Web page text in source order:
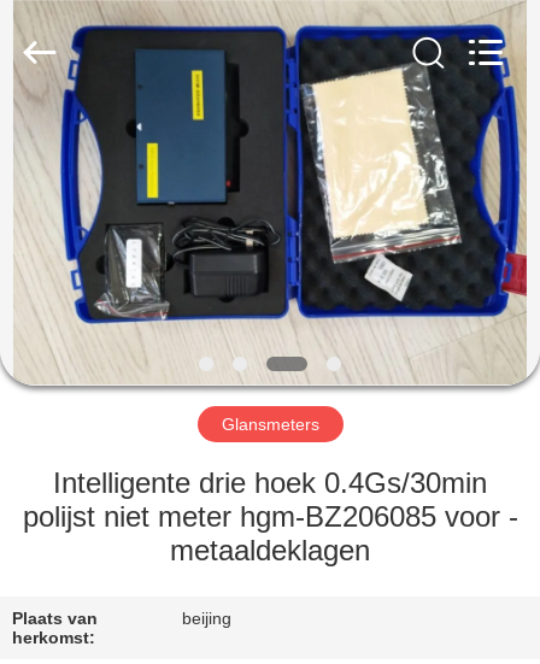
HUIS
PRODUCTEN
ONGEVEER
ONS
FABRIEKSREIS
KWALITEITSCONTROLE
CONTACTEER
HUATEC
CORPORATION.
Rights
Reserved.
Glansmeters
Intelligente drie hoek 0.4Gs/30min
polijst niet meter hgm-BZ206085 voor -
metaaldeklagen
Plaats van
herkomst:
beijing